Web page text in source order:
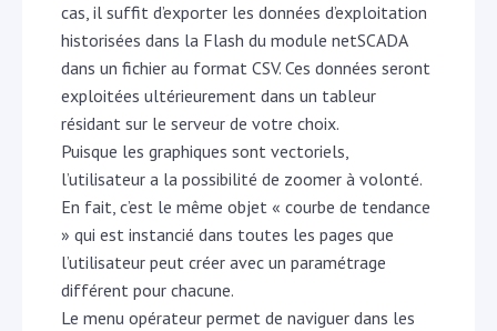
cas, il suffit d’exporter les données d’exploitation
historisées dans la Flash du module netSCADA
dans un fichier au format CSV. Ces données seront
exploitées ultérieurement dans un tableur
résidant sur le serveur de votre choix.
Puisque les graphiques sont vectoriels,
l’utilisateur a la possibilité de zoomer à volonté.
En fait, c’est le même objet « courbe de tendance
» qui est instancié dans toutes les pages que
l’utilisateur peut créer avec un paramétrage
différent pour chacune.
Le menu opérateur permet de naviguer dans les